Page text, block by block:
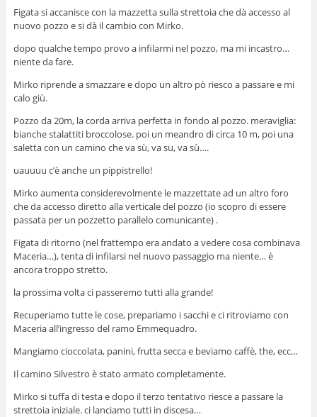
Figata si accanisce con la mazzetta sulla strettoia che dà accesso al
nuovo pozzo e si dà il cambio con Mirko.
dopo qualche tempo provo a infilarmi nel pozzo, ma mi incastro…
niente da fare.
Mirko riprende a smazzare e dopo un altro pò riesco a passare e mi
calo giù.
Pozzo da 20m, la corda arriva perfetta in fondo al pozzo. meraviglia:
bianche stalattiti broccolose. poi un meandro di circa 10 m, poi una
saletta con un camino che va sù, va su, va sù….
uauuuu c’è anche un pippistrello!
Mirko aumenta considerevolmente le mazzettate ad un altro foro
che da accesso diretto alla verticale del pozzo (io scopro di essere
passata per un pozzetto parallelo comunicante) .
Figata di ritorno (nel frattempo era andato a vedere cosa combinava
Maceria…), tenta di infilarsi nel nuovo passaggio ma niente… è
ancora troppo stretto.
la prossima volta ci passeremo tutti alla grande!
Recuperiamo tutte le cose, prepariamo i sacchi e ci ritroviamo con
Maceria all’ingresso del ramo Emmequadro.
Mangiamo cioccolata, panini, frutta secca e beviamo caffè, the, ecc…
Il camino Silvestro è stato armato completamente.
Mirko si tuffa di testa e dopo il terzo tentativo riesce a passare la
strettoia iniziale. ci lanciamo tutti in discesa…